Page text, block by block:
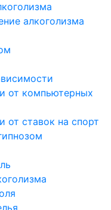
алкоголизма
от компьютерных
от ставок на спорт